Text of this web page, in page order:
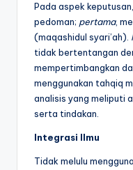
Pada aspek
pedoman; pertama,
(maqashidul syari’ah).
tidak bertentangan
mempertimbangkan
menggunakan tahqiq
analisis yang meliputi
serta tindakan.
Integrasi Ilmu
Tidak melulu